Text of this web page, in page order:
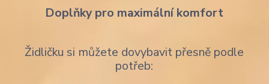
Doplňky pro maximální komfort
Židličku si můžete dovybavit přesně podle
potřeb: